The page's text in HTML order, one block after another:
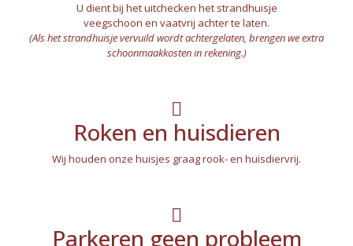
U dient bij het uitchecken het strandhuisje
veegschoon en vaatvrij achter te laten.
(Als het strandhuisje vervuild wordt achtergelaten, brengen we extra
schoonmaakkosten in rekening.)
Roken en huisdieren
Wij houden onze huisjes graag rook- en huisdiervrij.
Parkeren geen probleem